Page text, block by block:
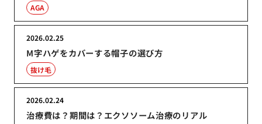
AGA
M字ハゲをカバーする帽子の選び方
2026.02.25
抜け毛
治療費は？期間は？エクソソーム治療のリアル
2026.02.24